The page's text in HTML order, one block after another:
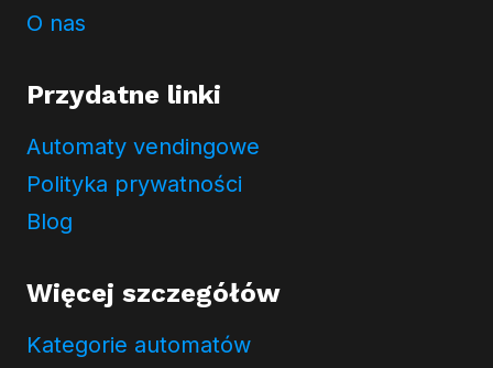
O nas
Przydatne linki
Automaty vendingowe
Polityka prywatności
Blog
Więcej szczegółów
Kategorie automatów